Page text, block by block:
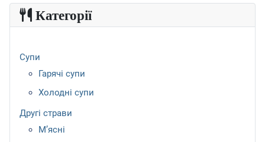
Категорії
Супи
Гарячі супи
Холодні супи
Другі страви
М’ясні